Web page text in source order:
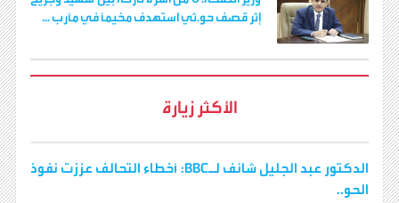
إثر قصف حو.ثي استهدف مخيمًا في مأرب ...
الأكثر زيارة
الدكتور عبد الجليل شائف لـBBC: أخطاء التحالف عززت نفوذ
الحو..